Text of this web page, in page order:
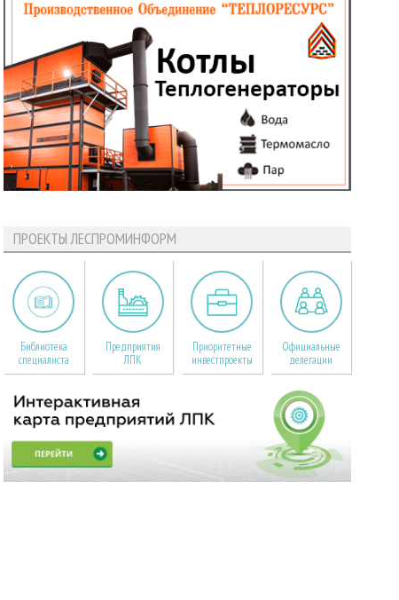
ПРОЕКТЫ ЛЕСПРОМИНФОРМ
Библиотека
специалиста
Предприятия
ЛПК
Приоритетные
инвестпроекты
Официальные
делегации